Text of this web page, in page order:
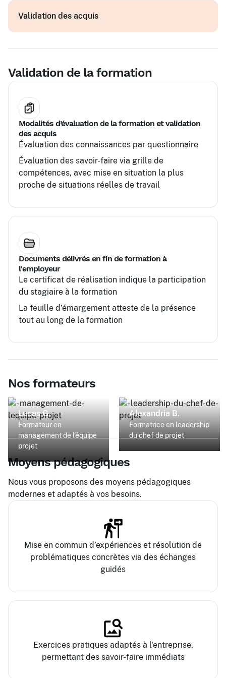
Exercices de pilotage et prise de décision
Utilisation des outils numériques de gestion
Validation des acquis
Validation de la formation
Modalités d’évaluation de la formation et validation
des acquis
Évaluation des connaissances par questionnaire
Évaluation des savoir-faire via grille de
compétences, avec mise en situation la plus
proche de situations réelles de travail
Documents délivrés en fin de formation à
l'employeur
Le certificat de réalisation indique la participation
du stagiaire à la formation
La feuille d’émargement atteste de la présence
tout au long de la formation
Nos formateurs
Lucas G.
Formateur en
management de l'équipe
projet
Alexandria B.
Formatrice en leadership
du chef de projet
Moyens pédagogiques
Nous vous proposons des moyens pédagogiques
modernes et adaptés à vos besoins.
Mise en commun d’expériences et résolution de
problématiques concrètes via des échanges
guidés
Exercices pratiques adaptés à l'entreprise,
permettant des savoir-faire immédiats